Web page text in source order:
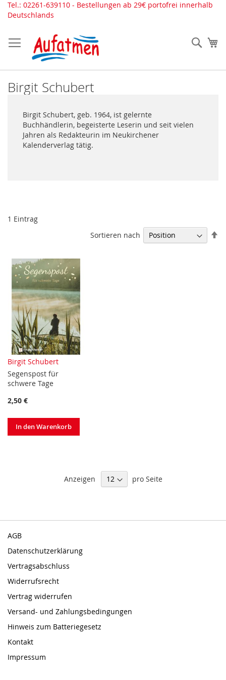
Direkt
zum
Tel.: 02261-639110 - Bestellungen ab 29€ portofrei innerhalb
Deutschlands
Birgit Schubert
Birgit Schubert, geb. 1964, ist gelernte
Buchhändlerin, begeisterte Leserin und seit vielen
Jahren als Redakteurin im Neukirchener
Kalenderverlag tätig.
1 Eintrag
Sortieren nach
Birgit Schubert
Segenspost für
schwere Tage
2,50 €
In den Warenkorb
Anzeigen pro Seite
AGB
Datenschutzerklärung
Vertragsabschluss
Widerrufsrecht
Vertrag widerrufen
Versand- und Zahlungsbedingungen
Hinweis zum Batteriegesetz
Kontakt
Impressum